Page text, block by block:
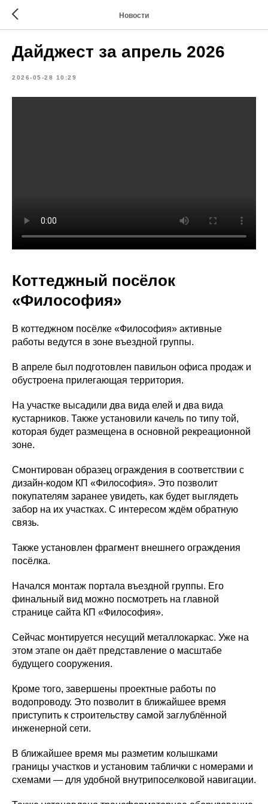
Новости
Дайджест за апрель 2026
2026-05-28 10:29
Коттеджный посёлок
«Философия»
В коттеджном посёлке «Философия» активные
работы ведутся в зоне въездной группы.
В апреле был подготовлен павильон офиса продаж и
обустроена прилегающая территория.
На участке высадили два вида елей и два вида
кустарников. Также установили качель по типу той,
которая будет размещена в основной рекреационной
зоне.
Смонтирован образец ограждения в соответствии с
дизайн-кодом КП «Философия». Это позволит
покупателям заранее увидеть, как будет выглядеть
забор на их участках. С интересом ждём обратную
связь.
Также установлен фрагмент внешнего ограждения
посёлка.
Начался монтаж портала въездной группы. Его
финальный вид можно посмотреть на главной
странице сайта КП «Философия».
Сейчас монтируется несущий металлокаркас. Уже на
этом этапе он даёт представление о масштабе
будущего сооружения.
Кроме того, завершены проектные работы по
водопроводу. Это позволит в ближайшее время
приступить к строительству самой заглублённой
инженерной сети.
В ближайшее время мы разметим колышками
границы участков и установим таблички с номерами и
схемами — для удобной внутрипоселковой навигации.